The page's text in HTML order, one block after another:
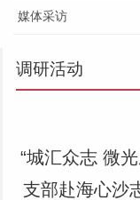
媒体采访
调研活动
“城汇众志 微
支部赴海心沙